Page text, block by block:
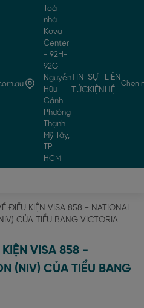
Toà
nhà
Kova
Center
- 92H-
92G
Nguyễn
Hữu
Cảnh,
Phường
Thạnh
Mỹ Tây,
TP.
HCM
TIN
TỨC
SỰ
KIỆN
LIÊN
HỆ
Chọn
ĐIỀU KIỆN VISA 858 - NATIONAL
CỦA TIỂU BANG VICTORIA
VISA 858 -
(NIV) CỦA TIỂU BANG